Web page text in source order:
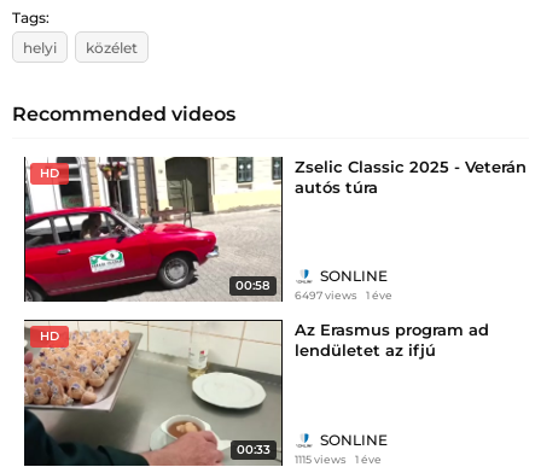
Tags:
helyi
közélet
Recommended videos
HD
00:58
Zselic Classic 2025 - Veterán
autós túra
SONLINE
6497 views 1 éve
HD
00:33
Az Erasmus program ad
lendületet az ifjú
SONLINE
1115 views 1 éve